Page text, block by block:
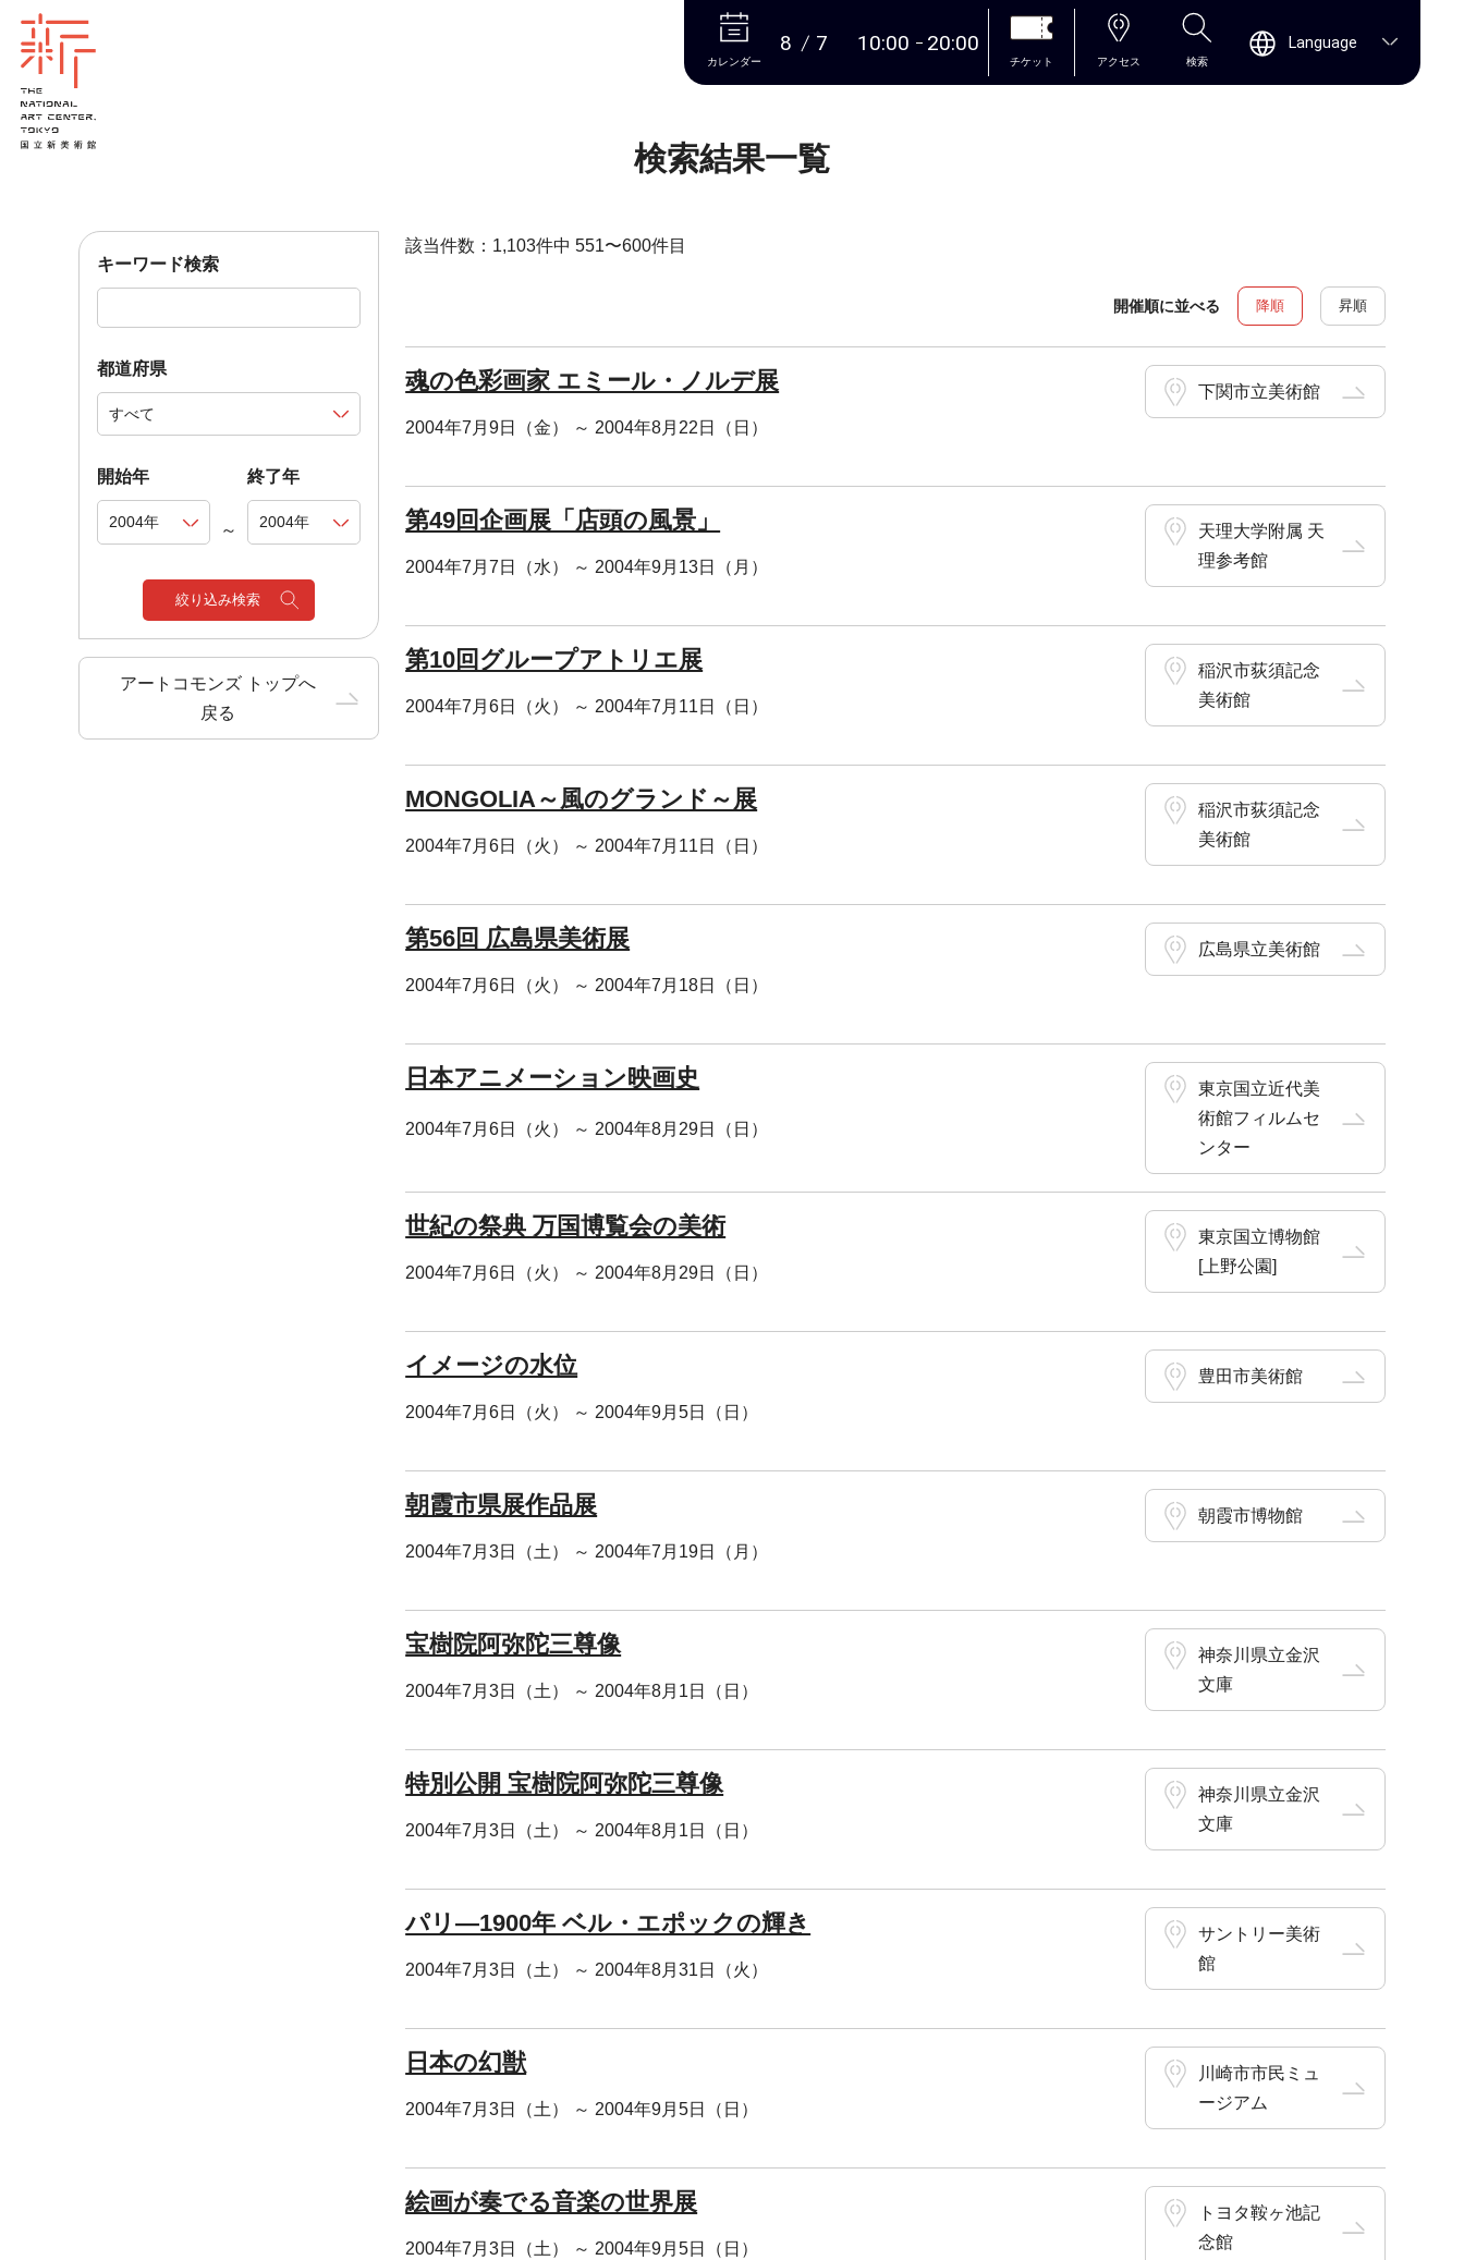
本文へ
カレンダー
8 7 10:00 20:00
チケット アクセス 検索
Language
検索結果一覧
キーワード検索
都道府県
開始年
～
終了年
絞り込み検索
アートコモンズ トップへ
戻る
該当件数：1,103件中 551〜600件目
開催順に並べる 降順 昇順
魂の色彩画家 エミール・ノルデ展
2004年7月9日（金） ～ 2004年8月22日（日）
下関市立美術館
第49回企画展「店頭の風景」
2004年7月7日（水） ～ 2004年9月13日（月）
天理大学附属 天
理参考館
第10回グループアトリエ展
2004年7月6日（火） ～ 2004年7月11日（日）
稲沢市荻須記念
美術館
MONGOLIA～風のグランド～展
2004年7月6日（火） ～ 2004年7月11日（日）
稲沢市荻須記念
美術館
第56回 広島県美術展
2004年7月6日（火） ～ 2004年7月18日（日）
広島県立美術館
日本アニメーション映画史
2004年7月6日（火） ～ 2004年8月29日（日）
東京国立近代美
術館フィルムセ
ンター
世紀の祭典 万国博覧会の美術
2004年7月6日（火） ～ 2004年8月29日（日）
東京国立博物館
[上野公園]
イメージの水位
2004年7月6日（火） ～ 2004年9月5日（日）
豊田市美術館
朝霞市県展作品展
2004年7月3日（土） ～ 2004年7月19日（月）
朝霞市博物館
宝樹院阿弥陀三尊像
2004年7月3日（土） ～ 2004年8月1日（日）
神奈川県立金沢
文庫
特別公開 宝樹院阿弥陀三尊像
2004年7月3日（土） ～ 2004年8月1日（日）
神奈川県立金沢
文庫
パリ―1900年 ベル・エポックの輝き
2004年7月3日（土） ～ 2004年8月31日（火）
サントリー美術
館
日本の幻獣
2004年7月3日（土） ～ 2004年9月5日（日）
川崎市市民ミュ
ージアム
絵画が奏でる音楽の世界展
2004年7月3日（土） ～ 2004年9月5日（日）
トヨタ鞍ヶ池記
念館